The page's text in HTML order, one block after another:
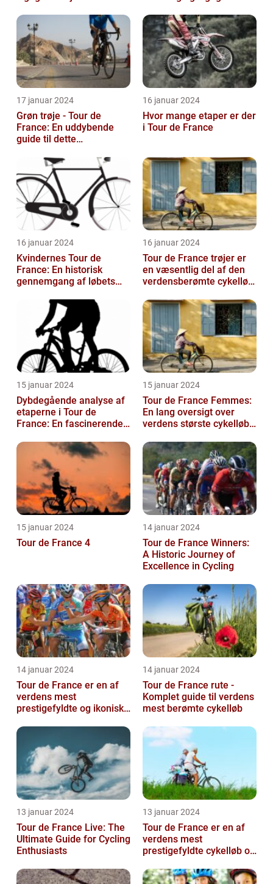
17 januar 2024
Grøn trøje - Tour de
France: En uddybende
guide til dette
pointkonkurrence
16 januar 2024
Hvor mange etaper er der
i Tour de France
16 januar 2024
Kvindernes Tour de
France: En historisk
gennemgang af løbets
16 januar 2024
Tour de France trøjer er
en væsentlig del af den
verdensberømte cykelløb,
15 januar 2024
Dybdegående analyse af
etaperne i Tour de
France: En fascinerende
15 januar 2024
Tour de France Femmes:
En lang oversigt over
verdens største cykelløb
15 januar 2024
Tour de France 4
14 januar 2024
Tour de France Winners:
A Historic Journey of
Excellence in Cycling
14 januar 2024
Tour de France er en af
verdens mest
prestigefyldte og ikoniske
millioner a...
14 januar 2024
Tour de France rute -
Komplet guide til verdens
mest berømte cykelløb
13 januar 2024
Tour de France Live: The
Ultimate Guide for Cycling
Enthusiasts
13 januar 2024
Tour de France er en af
verdens mest
prestigefyldte cykelløb og
begivenhed siden ...